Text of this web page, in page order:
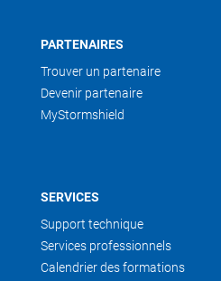
PARTENAIRES
Trouver un partenaire
Devenir partenaire
MyStormshield
SERVICES
Support technique
Services professionnels
Calendrier des formations